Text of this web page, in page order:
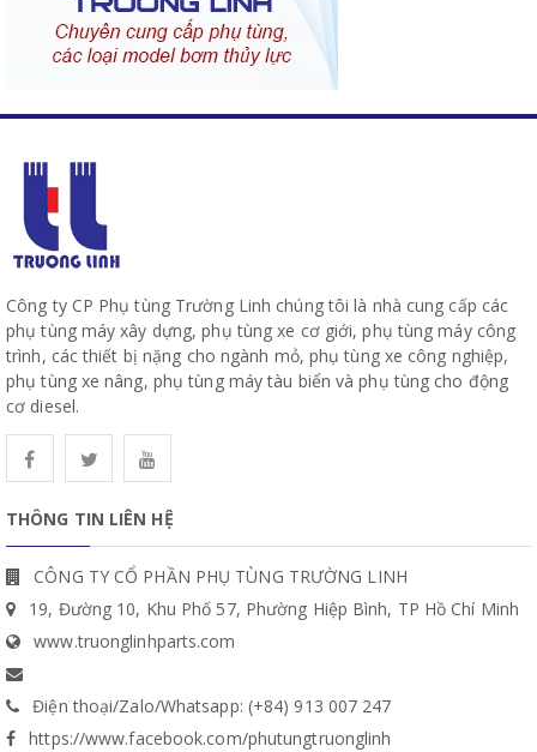
Công ty CP Phụ tùng Trường Linh chúng tôi là nhà cung cấp các
phụ tùng máy xây dựng, phụ tùng xe cơ giới, phụ tùng máy công
trình, các thiết bị nặng cho ngành mỏ, phụ tùng xe công nghiệp,
phụ tùng xe nâng, phụ tùng máy tàu biển và phụ tùng cho động
cơ diesel.
THÔNG TIN LIÊN HỆ
CÔNG TY CỔ PHẦN PHỤ TÙNG TRƯỜNG LINH
19, Đường 10, Khu Phố 57, Phường Hiệp Bình, TP Hồ Chí Minh
www.truonglinhparts.com
Điện thoại/Zalo/Whatsapp: (+84) 913 007 247
https://www.facebook.com/phutungtruonglinh